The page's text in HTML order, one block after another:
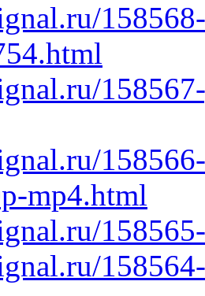
mp4.html